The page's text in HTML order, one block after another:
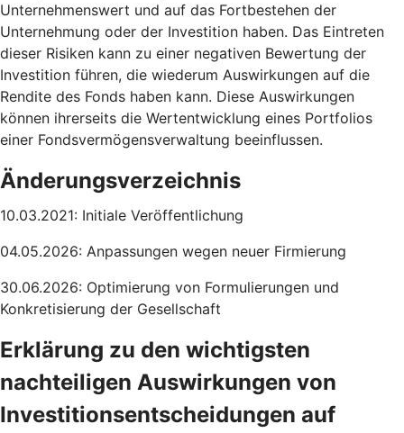
Unternehmenswert und auf das Fortbestehen der
Unternehmung oder der Investition haben. Das Eintreten
dieser Risiken kann zu einer negativen Bewertung der
Investition führen, die wiederum Auswirkungen auf die
Rendite des Fonds haben kann. Diese Auswirkungen
können ihrerseits die Wertentwicklung eines Portfolios
einer Fondsvermögensverwaltung beeinflussen.
Änderungsverzeichnis
10.03.2021: Initiale Veröffentlichung
04.05.2026: Anpassungen wegen neuer Firmierung
30.06.2026: Optimierung von Formulierungen und
Konkretisierung der Gesellschaft
Erklärung zu den wichtigsten
nachteiligen Auswirkungen von
Investitionsentscheidungen auf